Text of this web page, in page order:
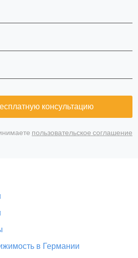
консультацию
пользовательское соглашение
в Германии